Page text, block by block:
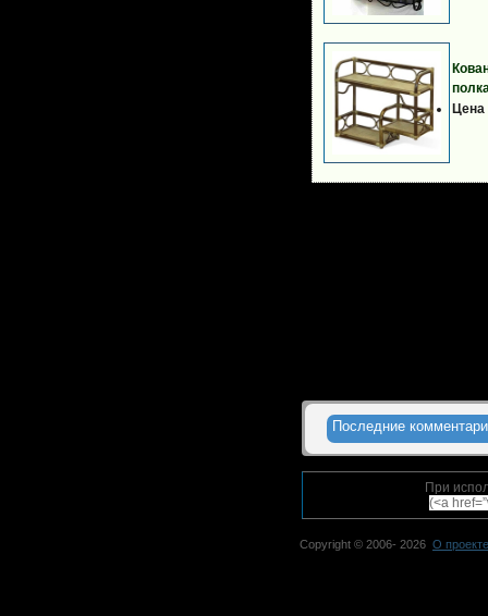
Цена
Последние
При
(<a
Copyright © 2006- 2026 О проекте